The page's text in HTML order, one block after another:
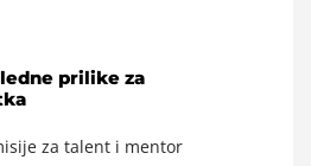
prilike za
za talent i mentor